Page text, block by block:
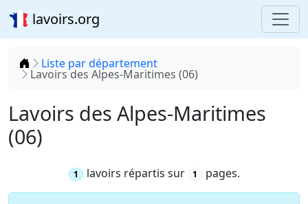
lavoirs.org
Accueil
Liste par département
Lavoirs des Alpes-Maritimes (06)
Lavoirs des Alpes-Maritimes
(06)
1 lavoirs répartis sur 1 pages.